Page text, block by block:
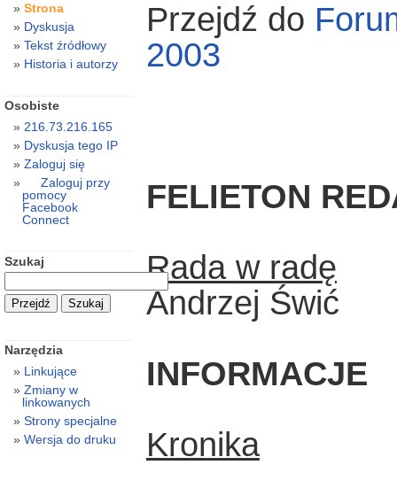
Przejdź do
2003
FELIETON
Rada w radę
Andrzej Świć
INFORMACJE
Kronika
Strona
Dyskusja
Tekst źródłowy
Historia i autorzy
Osobiste
216.73.216.165
Dyskusja tego IP
Zaloguj się
Zaloguj przy
pomocy
Facebook
Connect
Szukaj
Narzędzia
Linkujące
Zmiany w
linkowanych
Strony specjalne
Wersja do druku